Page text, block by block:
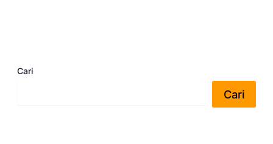
Cari
Cari